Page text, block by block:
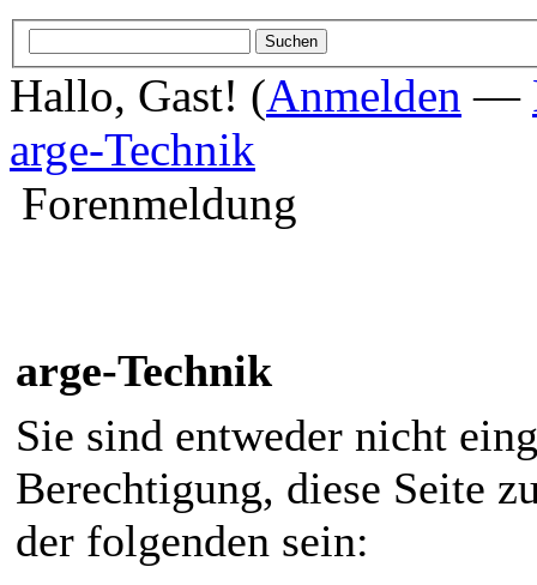
Hallo, Gast! (Anmelden —
arge-Technik
Forenmeldung
arge-Technik
Sie sind entweder nicht
Berechtigung, diese Seite
der folgenden sein: